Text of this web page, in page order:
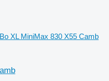
XL MiniMax 830 X55 Camb